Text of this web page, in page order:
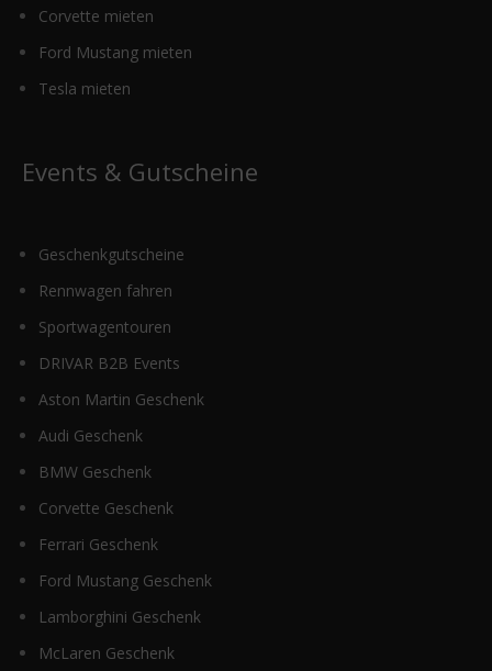
Corvette mieten
Ford Mustang mieten
Tesla mieten
Events & Gutscheine
Geschenkgutscheine
Rennwagen fahren
Sportwagentouren
DRIVAR B2B Events
Aston Martin Geschenk
Audi Geschenk
BMW Geschenk
Corvette Geschenk
Ferrari Geschenk
Ford Mustang Geschenk
Lamborghini Geschenk
McLaren Geschenk